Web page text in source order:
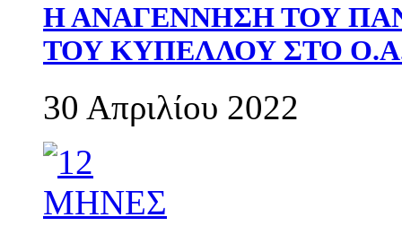
Η ΑΝΑΓΕΝΝΗΣΗ ΤΟΥ
ΤΟΥ ΚΥΠΕΛΛΟΥ ΣΤΟ
30 Απριλίου 2022